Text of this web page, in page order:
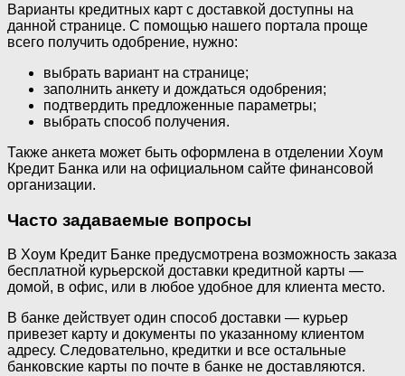
Варианты кредитных карт с доставкой доступны на
данной странице. С помощью нашего портала проще
всего получить одобрение, нужно:
выбрать вариант на странице;
заполнить анкету и дождаться одобрения;
подтвердить предложенные параметры;
выбрать способ получения.
Также анкета может быть оформлена в отделении Хоум
Кредит Банка или на официальном сайте финансовой
организации.
Часто задаваемые вопросы
В Хоум Кредит Банке предусмотрена возможность заказа
бесплатной курьерской доставки кредитной карты —
домой, в офис, или в любое удобное для клиента место.
В банке действует один способ доставки — курьер
привезет карту и документы по указанному клиентом
адресу. Следовательно, кредитки и все остальные
банковские карты по почте в банке не доставляются.